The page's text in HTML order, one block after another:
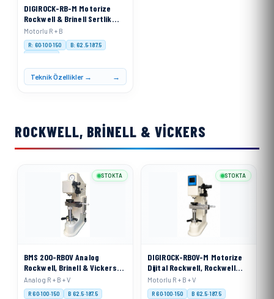
DIGIROCK-RB-M Motorize
Rockwell & Brinell Sertlik
Ölçme Cihazı
Motorlu R + B
R: 60·100·150
B: 62.5·187.5
Motorised
Teknik Özellikler →
ROCKWELL, BRINELL & VICKERS
BMS 200-RBOV Analog
Rockwell, Brinell & Vickers
Sertlik Ölçme Cihazı
Analog R + B + V
R 60·100·150 B 62.5·187.5
STOKTA
DIGIROCK-RBOV-M Motorize
Dijital Rockwell, Rockwell
Superficial, Brinell ve
Vickers Sertlik Ölçme Cihazı
Motorlu R + B + V
R 60·100·150 B 62.5·187.5
STOKTA